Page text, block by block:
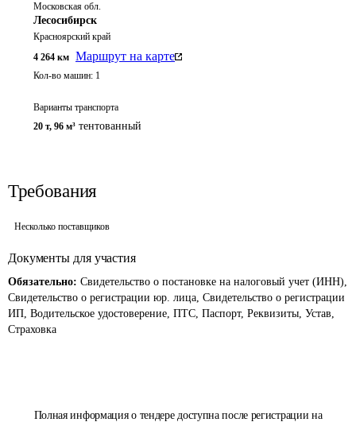
Полная информация о тендере доступна после регистрации на
Московская обл.
Лесосибирск
Красноярский край
4 264 км Маршрут на карте
Кол-во машин: 1
Варианты транспорта
20 т, 96 м³ тентованный
Требования
Несколько поставщиков
Документы для участия
Обязательно: Свидетельство о постановке на налоговый учет (ИНН),
Свидетельство о регистрации юр. лица, Свидетельство о регистрации
ИП, Водительское удостоверение, ПТС, Паспорт, Реквизиты, Устав,
Страховка